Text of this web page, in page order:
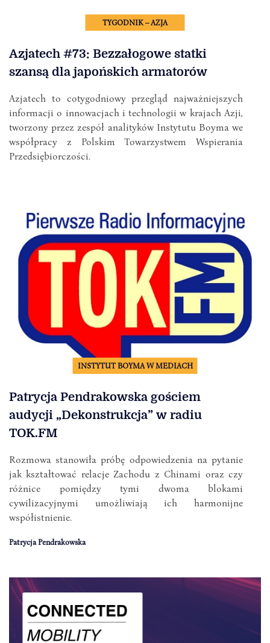
TYGODNIK – AZJA
Azjatech #73: Bezzałogowe statki
szansą dla japońskich armatorów
Azjatech to cotygodniowy przegląd najważniejszych
informacji o innowacjach i technologii w krajach Azji,
tworzony przez zespół analityków Instytutu Boyma we
współpracy z Polskim Towarzystwem Wspierania
Przedsiębiorczości.
INSTYTUT BOYMA W MEDIACH
Patrycja Pendrakowska gościem
audycji „Dekonstrukcja” w radiu
TOK.FM
Rozmowa stanowiła próbę odpowiedzenia na pytanie
jak kształtować relacje Zachodu z Chinami oraz czy
różnice pomiędzy tymi dwoma blokami
cywilizacyjnymi umożliwiają ich harmonijne
współistnienie.
Patrycja Pendrakowska